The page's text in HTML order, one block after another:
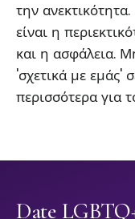
την
είναι η
και η ασφάλεια.
'σχετικά με εμάς'
περισσότερα για
Date